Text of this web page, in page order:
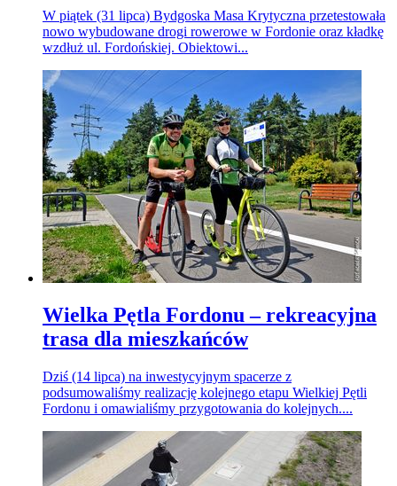
W piątek (31 lipca) Bydgoska Masa Krytyczna przetestowała
nowo wybudowane drogi rowerowe w Fordonie oraz kładkę
wzdłuż ul. Fordońskiej. Obiektowi...
Wielka Pętla Fordonu – rekreacyjna
trasa dla mieszkańców
Dziś (14 lipca) na inwestycyjnym spacerze z
podsumowaliśmy realizację kolejnego etapu Wielkiej Pętli
Fordonu i omawialiśmy przygotowania do kolejnych....